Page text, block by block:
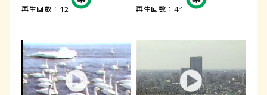
再生回数：12 再生回数：41